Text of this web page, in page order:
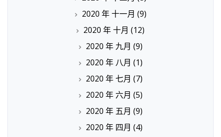
2020 年 十一月 (9)
2020 年 十月 (12)
2020 年 九月 (9)
2020 年 八月 (1)
2020 年 七月 (7)
2020 年 六月 (5)
2020 年 五月 (9)
2020 年 四月 (4)